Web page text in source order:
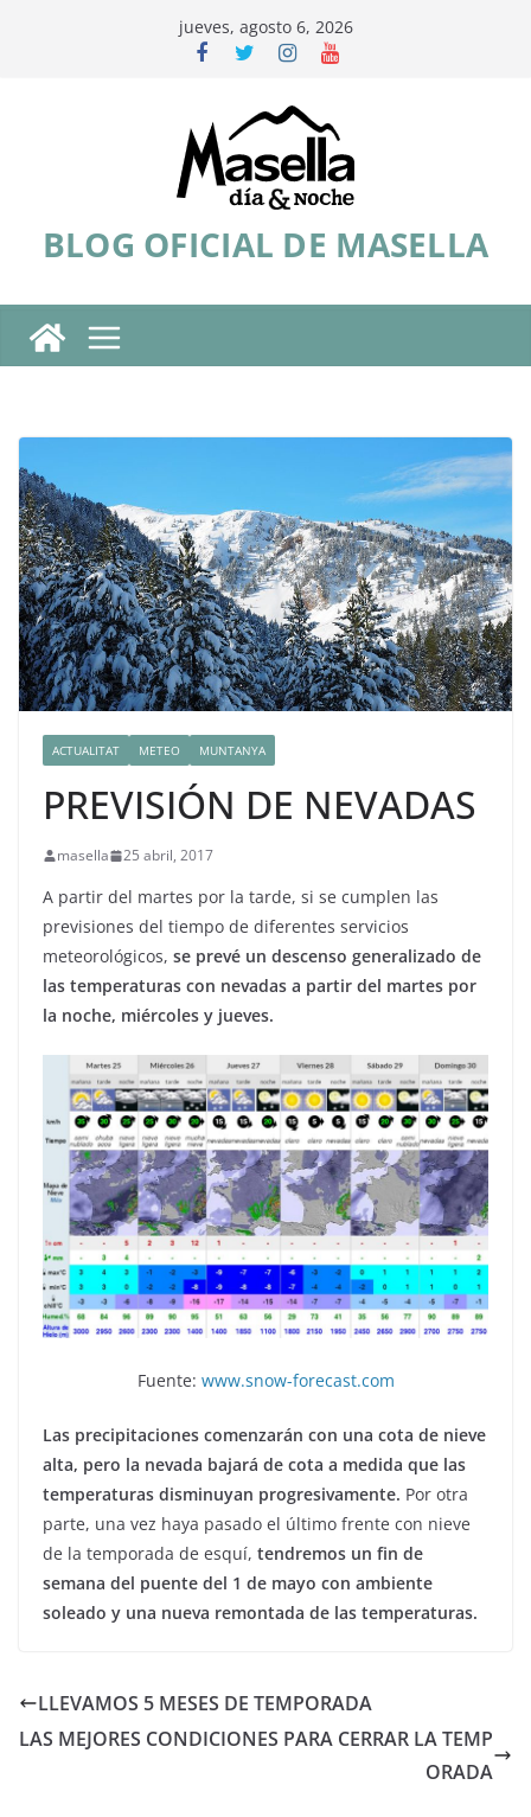
jueves, agosto 6, 2026
BLOG OFICIAL DE MASELLA
ACTUALITAT METEO MUNTANYA
PREVISIÓN DE NEVADAS
masella 25 abril, 2017
A partir del martes por la tarde, si se cumplen las
previsiones del tiempo de diferentes servicios
meteorológicos, se prevé un descenso generalizado de
las temperaturas con nevadas a partir del martes por
la noche, miércoles y jueves.
Fuente: www.snow-forecast.com
Las precipitaciones comenzarán con una cota de nieve
alta, pero la nevada bajará de cota a medida que las
temperaturas disminuyan progresivamente. Por otra
parte, una vez haya pasado el último frente con nieve
de la temporada de esquí, tendremos un fin de
semana del puente del 1 de mayo con ambiente
soleado y una nueva remontada de las temperaturas.
LLEVAMOS 5 MESES DE TEMPORADA
LAS MEJORES CONDICIONES PARA CERRAR LA TEMP
ORADA